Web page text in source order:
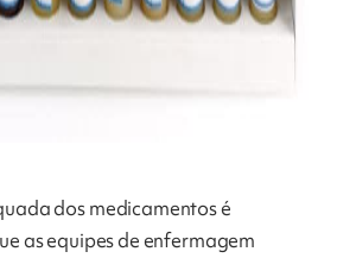
dos medicamentos é
as equipes de enfermagem